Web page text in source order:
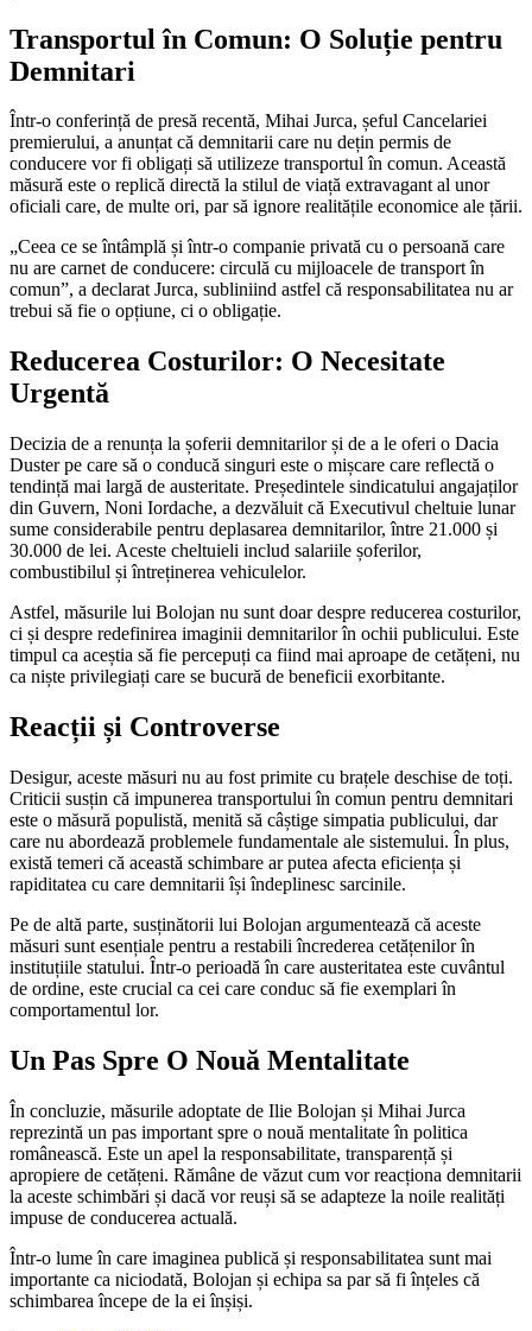
Transportul în Comun: O Soluție pentru
Demnitari
Într-o conferință de presă recentă, Mihai Jurca, șeful Cancelariei
premierului, a anunțat că demnitarii care nu dețin permis de
conducere vor fi obligați să utilizeze transportul în comun. Această
măsură este o replică directă la stilul de viață extravagant al unor
oficiali care, de multe ori, par să ignore realitățile economice ale țării.
„Ceea ce se întâmplă și într-o companie privată cu o persoană care
nu are carnet de conducere: circulă cu mijloacele de transport în
comun”, a declarat Jurca, subliniind astfel că responsabilitatea nu ar
trebui să fie o opțiune, ci o obligație.
Reducerea Costurilor: O Necesitate
Urgentă
Decizia de a renunța la șoferii demnitarilor și de a le oferi o Dacia
Duster pe care să o conducă singuri este o mișcare care reflectă o
tendință mai largă de austeritate. Președintele sindicatului angajaților
din Guvern, Noni Iordache, a dezvăluit că Executivul cheltuie lunar
sume considerabile pentru deplasarea demnitarilor, între 21.000 și
30.000 de lei. Aceste cheltuieli includ salariile șoferilor,
combustibilul și întreținerea vehiculelor.
Astfel, măsurile lui Bolojan nu sunt doar despre reducerea costurilor,
ci și despre redefinirea imaginii demnitarilor în ochii publicului. Este
timpul ca aceștia să fie percepuți ca fiind mai aproape de cetățeni, nu
ca niște privilegiați care se bucură de beneficii exorbitante.
Reacții și Controverse
Desigur, aceste măsuri nu au fost primite cu brațele deschise de toți.
Criticii susțin că impunerea transportului în comun pentru demnitari
este o măsură populistă, menită să câștige simpatia publicului, dar
care nu abordează problemele fundamentale ale sistemului. În plus,
există temeri că această schimbare ar putea afecta eficiența și
rapiditatea cu care demnitarii își îndeplinesc sarcinile.
Pe de altă parte, susținătorii lui Bolojan argumentează că aceste
măsuri sunt esențiale pentru a restabili încrederea cetățenilor în
instituțiile statului. Într-o perioadă în care austeritatea este cuvântul
de ordine, este crucial ca cei care conduc să fie exemplari în
comportamentul lor.
Un Pas Spre O Nouă Mentalitate
În concluzie, măsurile adoptate de Ilie Bolojan și Mihai Jurca
reprezintă un pas important spre o nouă mentalitate în politica
românească. Este un apel la responsabilitate, transparență și
apropiere de cetățeni. Rămâne de văzut cum vor reacționa demnitarii
la aceste schimbări și dacă vor reuși să se adapteze la noile realități
impuse de conducerea actuală.
Într-o lume în care imaginea publică și responsabilitatea sunt mai
importante ca niciodată, Bolojan și echipa sa par să fi înțeles că
schimbarea începe de la ei înșiși.